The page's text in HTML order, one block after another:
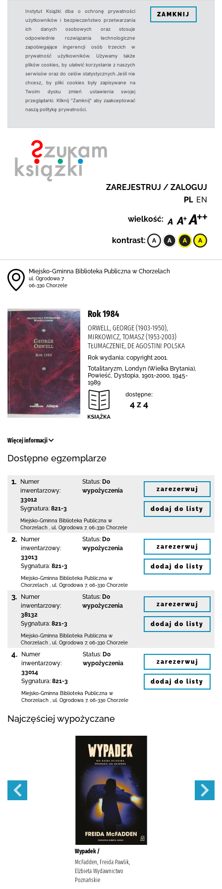
Instytut Książki dba o ochronę prywatności
użytkowników i bezpieczeństwo przetwarzania
ich danych osobowych oraz stosuje
odpowiednie rozwiązania technologiczne
zapobiegające ingerencji osób trzecich w
prywatność użytkowników. Używamy także
plików cookies, by ułatwić korzystanie z naszych
serwisów oraz do celów statystycznych.Jeśli nie
chcesz, by pliki cookies były zapisywane na
Twoim dysku zmień ustawienia swojej
przeglądarki. Kliknij "Zamknij" aby zaakceptować
naszą politykę prywatności.
ZAMKNIJ
ZAREJESTRUJ / ZALOGUJ
PL EN
wielkość:
kontrast:
Miejsko-Gminna Biblioteka Publiczna w Chorzelach
ul. Ogrodowa 7
06-330 Chorzele
Rok 1984
ORWELL, GEORGE (1903-1950),
MIRKOWICZ, TOMASZ (1953-2003)
TŁUMACZENIE, DE AGOSTINI POLSKA
Rok wydania: copyright 2001.
Totalitaryzm, Londyn (Wielka Brytania),
Powieść, Dystopia, 1901-2000, 1945-
1989
dostępne:
4 z 4
Więcej informacji
Dostępne egzemplarze
1.
Numer
inwentarzowy:
33012
Sygnatura: 821-3
Status: Do
wypożyczenia
Miejsko-Gminna Biblioteka Publiczna w
Chorzelach
ul. Ogrodowa 7, 06-330 Chorzele
zarezerwuj
dodaj do listy
2.
Numer
inwentarzowy:
33013
Sygnatura: 821-3
Status: Do
wypożyczenia
Miejsko-Gminna Biblioteka Publiczna w
Chorzelach
ul. Ogrodowa 7, 06-330 Chorzele
zarezerwuj
dodaj do listy
3.
Numer
inwentarzowy:
38132
Sygnatura: 821-3
Status: Do
wypożyczenia
Miejsko-Gminna Biblioteka Publiczna w
Chorzelach
ul. Ogrodowa 7, 06-330 Chorzele
zarezerwuj
dodaj do listy
4.
Numer
inwentarzowy:
33014
Sygnatura: 821-3
Status: Do
wypożyczenia
Miejsko-Gminna Biblioteka Publiczna w
Chorzelach
ul. Ogrodowa 7, 06-330 Chorzele
zarezerwuj
dodaj do listy
Najczęściej wypożyczane
Wypadek /
McFadden, Freida Pawlik,
Elżbieta Wydawnictwo
Poznańskie